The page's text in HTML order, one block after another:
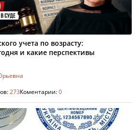
учета по возрасту:
и какие перспективы
273Коментарии:0